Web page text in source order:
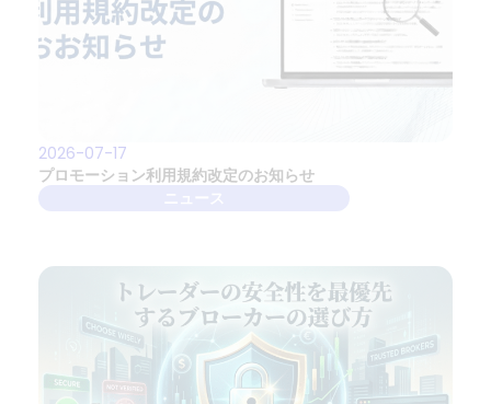
2026-07-17
プロモーション利用規約改定のお知らせ